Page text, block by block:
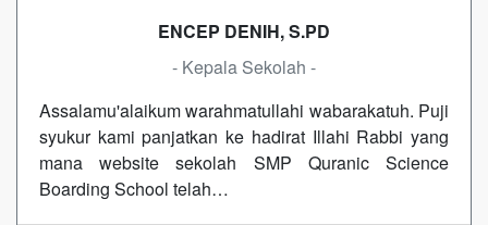
ENCEP DENIH, S.PD
- Kepala Sekolah -
Assalamu'alaikum warahmatullahi wabarakatuh. Puji
syukur kami panjatkan ke hadirat Illahi Rabbi yang
mana website sekolah SMP Quranic Science
Boarding School telah…